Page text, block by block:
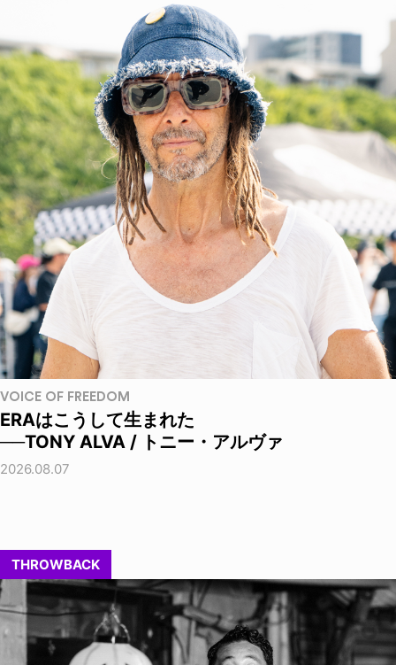
VOICE OF FREEDOM
ERAはこうして生まれた
──TONY ALVA / トニー・アルヴァ
2026.08.07
THROWBACK